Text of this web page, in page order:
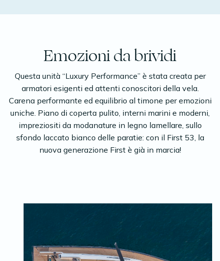
Emozioni da brividi
Questa unità “Luxury Performance” è stata creata per
armatori esigenti ed attenti conoscitori della vela.
Carena performante ed equilibrio al timone per emozioni
uniche. Piano di coperta pulito, interni marini e moderni,
impreziositi da modanature in legno lamellare, sullo
sfondo laccato bianco delle paratie: con il First 53, la
nuova generazione First è già in marcia!